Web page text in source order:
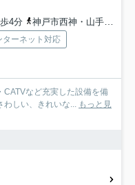
4分
神戸市西神・山手線「学園都市」駅 徒歩22分
ターネット対応
など充実した設備を備
わしい、きれいな... もっと見